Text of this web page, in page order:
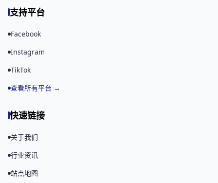
支持平台
Facebook
Instagram
TikTok
查看所有平台 →
快速链接
关于我们
行业资讯
站点地图